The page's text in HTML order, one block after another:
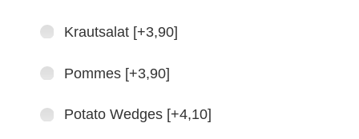
Krautsalat [+3,90]
Pommes [+3,90]
Potato Wedges [+4,10]